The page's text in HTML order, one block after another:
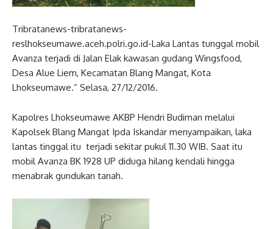
Tribratanews-tribratanews-
reslhokseumawe.aceh.polri.go.id-Laka Lantas tunggal mobil
Avanza terjadi di Jalan Elak kawasan gudang Wingsfood,
Desa Alue Liem, Kecamatan Blang Mangat, Kota
Lhokseumawe.” Selasa, 27/12/2016.
Kapolres Lhokseumawe AKBP Hendri Budiman melalui
Kapolsek Blang Mangat Ipda Iskandar menyampaikan, laka
lantas tinggal itu terjadi sekitar pukul 11.30 WIB. Saat itu
mobil Avanza BK 1928 UP diduga hilang kendali hingga
menabrak gundukan tanah.